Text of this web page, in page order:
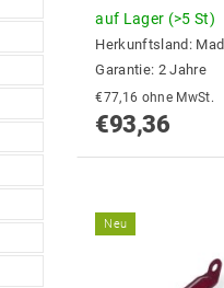
auf Lager (>5 St)
Herkunftsland:
Garantie: 2 Jahre
€77,16 ohne MwSt.
€93,36
Neu